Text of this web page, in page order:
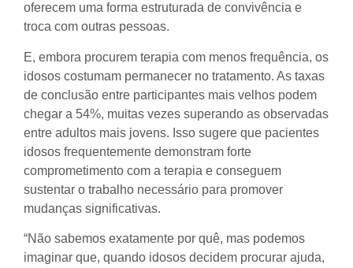
oferecem uma forma estruturada de convivência e
troca com outras pessoas.
E, embora procurem terapia com menos frequência, os
idosos costumam permanecer no tratamento. As taxas
de conclusão entre participantes mais velhos podem
chegar a 54%, muitas vezes superando as observadas
entre adultos mais jovens. Isso sugere que pacientes
idosos frequentemente demonstram forte
comprometimento com a terapia e conseguem
sustentar o trabalho necessário para promover
mudanças significativas.
“Não sabemos exatamente por quê, mas podemos
imaginar que, quando idosos decidem procurar ajuda,